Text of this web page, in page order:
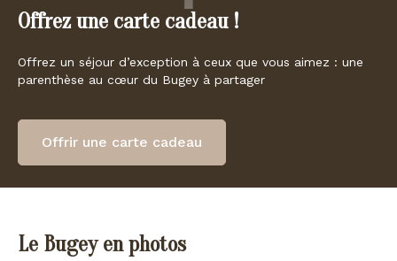
Offrez une carte cadeau !
Offrez un séjour d’exception à ceux que vous aimez : une
parenthèse au cœur du Bugey à partager
Offrir une carte cadeau
Le Bugey en photos